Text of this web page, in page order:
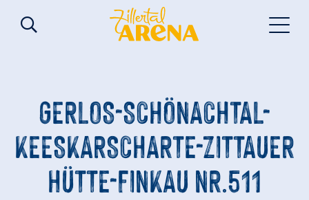
GERLOS-SCHÖNACHTAL-
KEESKARSCHARTE-ZITTAUER
HÜTTE-FINKAU NR.511